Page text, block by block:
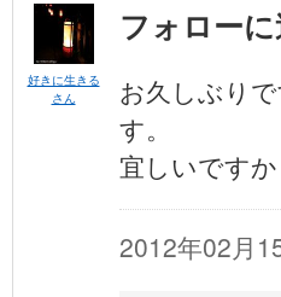
好きに生きる
さん
フォロー
お久しぶり
す。
宜しいですか
2012年02月